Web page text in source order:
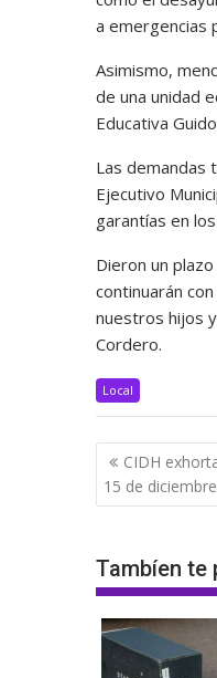
a emergencias
Asimismo,
de una unidad
Educativa
Las demandas
Ejecutivo
garantías en
Dieron un
continuarán
nuestros hijos
Cordero.
Local
de
entradas
CIDH
15 de diciembre
Tambíen te